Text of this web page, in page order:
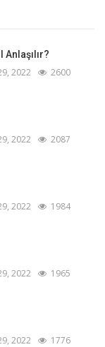
Anlaşılır?
2022 2600
2022 2087
2022 1984
2022 1965
2022 1776